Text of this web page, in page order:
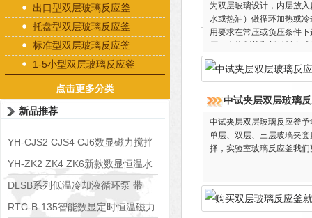
出口型双层玻璃反应釜
托盘型双层玻璃反应釜
标准型双层玻璃反应釜
1-5小型双层玻璃反应釜
点击更多分类
新品推荐
YH-CJS2 CJS4 CJ6数显磁力搅拌
水浴锅
YH-ZK2 ZK4 ZK6新款数显恒温水
浴锅
DLSB系列低温冷却液循环泵 带
S485通讯端口
RTC-B-135智能数显定时恒温磁力
为双层玻璃设计，内层放
水或热油）做循环加热或
用要求在常压或负压条件
中试夹层双层玻璃
中试夹层双层玻璃反应釜
单层、双层、三层玻璃夹
择，实验室玻璃反应釜我